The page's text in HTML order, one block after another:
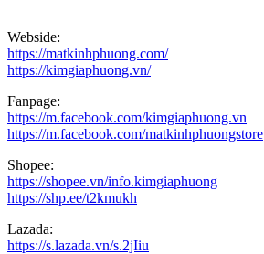
Webside:
https://matkinhphuong.com/
https://kimgiaphuong.vn/
Fanpage:
https://m.facebook.com/kimgiaphuong.vn
https://m.facebook.com/matkinhphuongstore
Shopee:
https://shopee.vn/info.kimgiaphuong
https://shp.ee/t2kmukh
Lazada:
https://s.lazada.vn/s.2jIiu